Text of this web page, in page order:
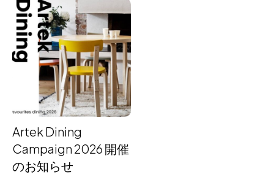
Blog
About us
for Business
Recruit
Contact
Artek Dining
Campaign 2026 開催
のお知らせ